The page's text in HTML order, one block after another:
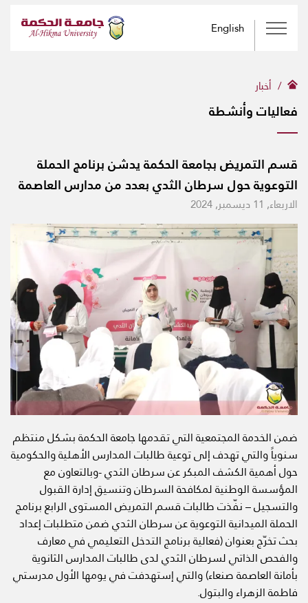
English
أخبار
فعاليات وأنشطة
قسم التمريض بجامعة الحكمة يدشن برنامج الحملة
التوعوية حول سرطان الثدي بعدد من مدارس العاصمة
الاربعاء, 11 ديسمبر, 2024
ضمن الخدمة المجتمعية التي تقدمها جامعة الحكمة بشكل منتظم
سنوياً والتي تهدف إلى توعية طالبات المدارس الأهلية والحكومية
حول أهمية الكشف المبكر عن سرطان الثدي -وبالتعاون مع
المؤسسة الوطنية لمكافحة السرطان وتنسيق إدارة القبول
والتسجيل – نفّذت طالبات قسم التمريض المستوى الرابع برنامج
الحملة الميدانية التوعوية عن سرطان الثدي ضمن متطلبات إعداد
بحث تخرّج بعنوان (فعالية برنامج التدخل التعليمي في معارف
والفحص الذاتي لسرطان الثدي لدى طالبات المدارس الثانوية
بأمانة العاصمة صنعاء) والتي إستهدفت في يومها الأول مدرستي
فاطمة الزهراء والبتول.